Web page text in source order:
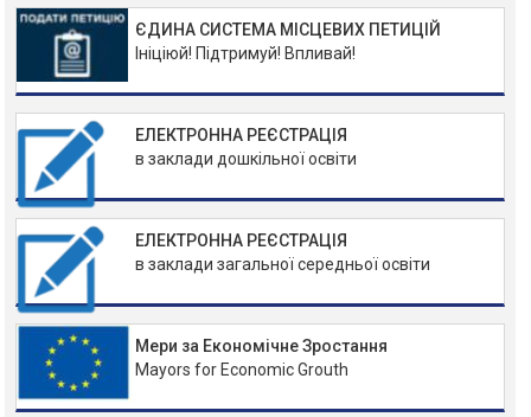
ЄДИНА СИСТЕМА МІСЦЕВИХ ПЕТИЦІЙ
Ініціюй! Підтримуй! Впливай!
ЕЛЕКТРОННА РЕЄСТРАЦІЯ
в заклади дошкільної освіти
ЕЛЕКТРОННА РЕЄСТРАЦІЯ
в заклади загальної середньої освіти
Мери за Економічне Зростання
Mayors for Economic Grouth